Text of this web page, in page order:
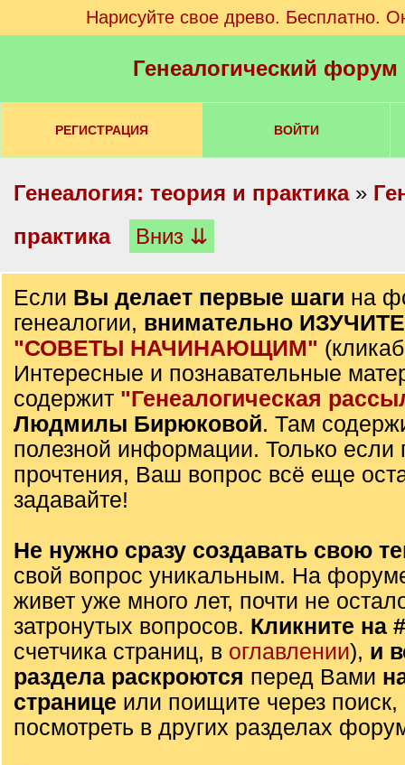
Нарисуйте свое древо. Бесплатно.
Генеалогический
РЕГИСТРАЦИЯ ВОЙТИ
Генеалогия: теория и практика»
практика
Вниз ⇊
Если Вы делает первые шаги на
генеалогии, внимательно
"СОВЕТЫ НАЧИНАЮЩИМ"
Интересные и познавательные
содержит "Генеалогическая
Людмилы Бирюковой. Там
полезной информации. Только если
прочтения, Ваш вопрос всё еще
задавайте!
Не нужно сразу создавать свою
свой вопрос уникальным. На
живет уже много лет, почти не
затронутых вопросов. Кликните на
счетчика страниц, в оглавлении), и
раздела раскроются перед Вами
странице или поищите через
посмотреть в других разделах